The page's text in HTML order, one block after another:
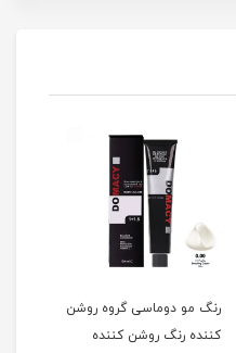
رنگ مو دوماسی گروه روشن
کننده رنگ روشن کننده